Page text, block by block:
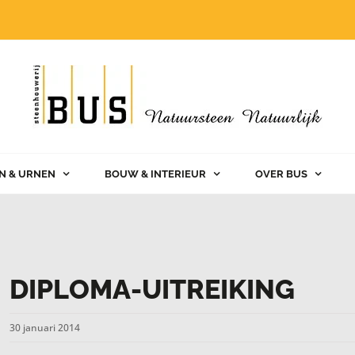
& URNEN BOUW & INTERIEUR OVER BUS
DIPLOMA-UITREIKING
30 januari 2014